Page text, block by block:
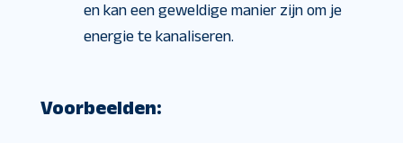
en kan een geweldige manier zijn om je
energie te kanaliseren.
Voorbeelden: